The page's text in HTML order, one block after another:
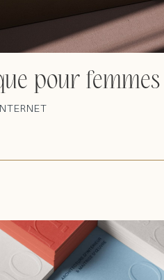
pour femmes